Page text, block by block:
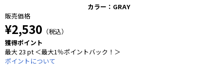
カラー：GRAY
販売価格
¥2,530 （税込）
獲得ポイント
最大 23 pt ＜最大1％ポイントバック！＞
ポイントについて